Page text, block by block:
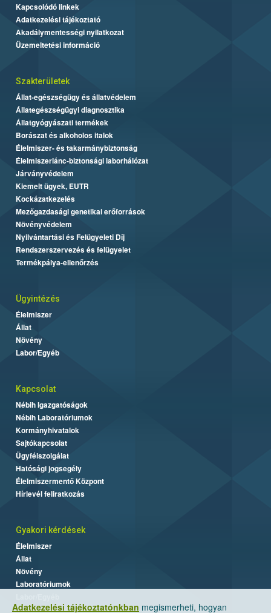
Adatkezelési tájékoztatónkban megismerheti, hogyan
Kapcsolódó linkek
Adatkezelési tájékoztató
Akadálymentességi nyilatkozat
Üzemeltetési információ
Szakterületek
Állat-egészségügy és állatvédelem
Állategészségügyi diagnosztika
Állatgyógyászati termékek
Borászat és alkoholos italok
Élelmiszer- és takarmánybiztonság
Élelmiszerlánc-biztonsági laborhálózat
Járványvédelem
Kiemelt ügyek, EUTR
Kockázatkezelés
Mezőgazdasági genetikai erőforrások
Növényvédelem
Nyilvántartási és Felügyeleti Díj
Rendszerszervezés és felügyelet
Termékpálya-ellenőrzés
Ügyintézés
Élelmiszer
Állat
Növény
Labor/Egyéb
Kapcsolat
Nébih Igazgatóságok
Nébih Laboratóriumok
Kormányhivatalok
Sajtókapcsolat
Ügyfélszolgálat
Hatósági jogsegély
Élelmiszermentő Központ
Hírlevél feliratkozás
Gyakori kérdések
Élelmiszer
Állat
Növény
Laboratóriumok